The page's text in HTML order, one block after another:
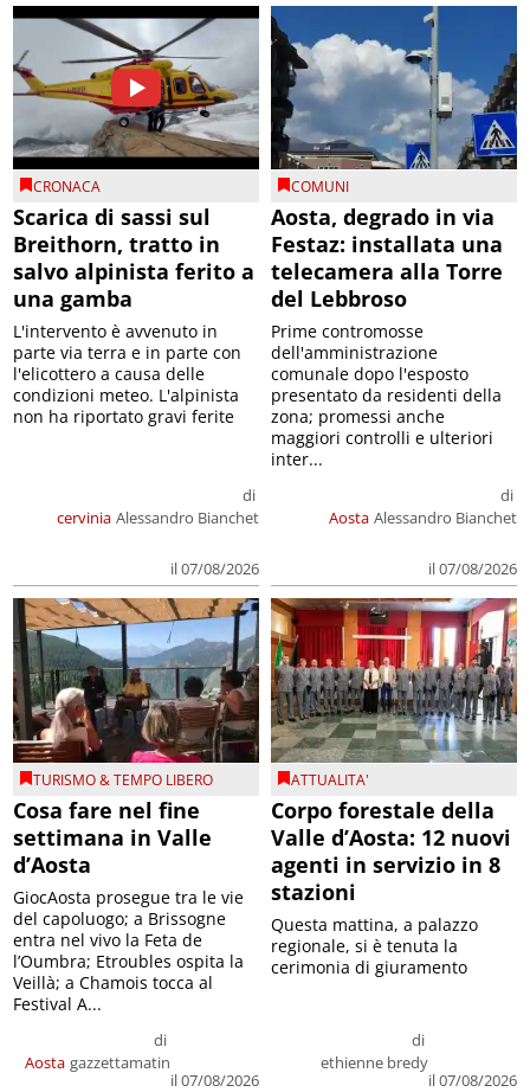
CRONACA
Scarica di sassi sul
Breithorn, tratto in
salvo alpinista ferito a
una gamba
cervinia
di
Alessandro Bianchet
il 07/08/2026
L'intervento è avvenuto in
parte via terra e in parte con
l'elicottero a causa delle
condizioni meteo. L'alpinista
non ha riportato gravi ferite
COMUNI
Aosta, degrado in via
Festaz: installata una
telecamera alla Torre
del Lebbroso
Aosta
di
Alessandro Bianchet
il 07/08/2026
Prime contromosse
dell'amministrazione
comunale dopo l'esposto
presentato da residenti della
zona; promessi anche
maggiori controlli e ulteriori
inter...
TURISMO & TEMPO LIBERO
Cosa fare nel fine
settimana in Valle
d’Aosta
Aosta
di
gazzettamatin
il 07/08/2026
GiocAosta prosegue tra le vie
del capoluogo; a Brissogne
entra nel vivo la Feta de
l’Oumbra; Etroubles ospita la
Veillà; a Chamois tocca al
Festival A...
ATTUALITA'
Corpo forestale della
Valle d’Aosta: 12 nuovi
agenti in servizio in 8
stazioni
di
ethienne bredy
il 07/08/2026
Questa mattina, a palazzo
regionale, si è tenuta la
cerimonia di giuramento